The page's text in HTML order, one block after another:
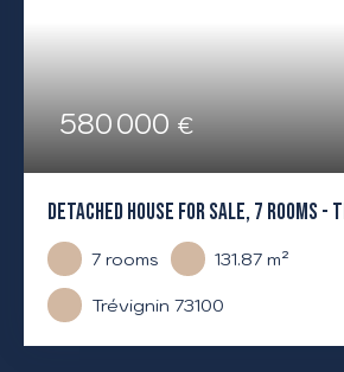
580 000€
DETACHED HOUSE FOR SALE, 7 ROOMS
7rooms 131.87m²
Trévignin 73100